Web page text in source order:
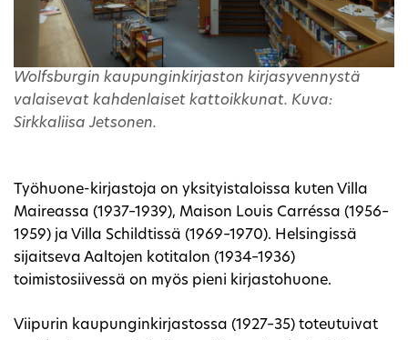
Wolfsburgin kaupunginkirjaston kirjasyvennystä
valaisevat kahdenlaiset kattoikkunat. Kuva:
Sirkkaliisa Jetsonen.
Työhuone-kirjastoja on yksityistaloissa kuten Villa
Maireassa (1937–1939), Maison Louis Carréssa (1956–
1959) ja Villa Schildtissä (1969–1970). Helsingissä
sijaitseva Aaltojen kotitalon (1934–1936)
toimistosiivessä on myös pieni kirjastohuone.
Viipurin kaupunginkirjastossa (1927–35) toteutuivat